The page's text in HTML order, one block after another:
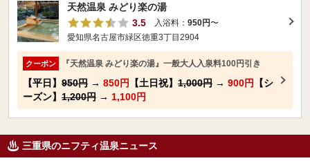
天然温泉 みどり楽の湯
3.5
入浴料： 950円〜
愛知県名古屋市緑区徳重3丁目2904
クーポン 『天然温泉 みどり楽の湯』一般大人入泉料100円引き
【平日】 950円 → 850円 【土日祝】 1,000円 → 900円
【シ
ーズン】 1,200円 → 1,100円
三重県のニフティ温泉ニュース